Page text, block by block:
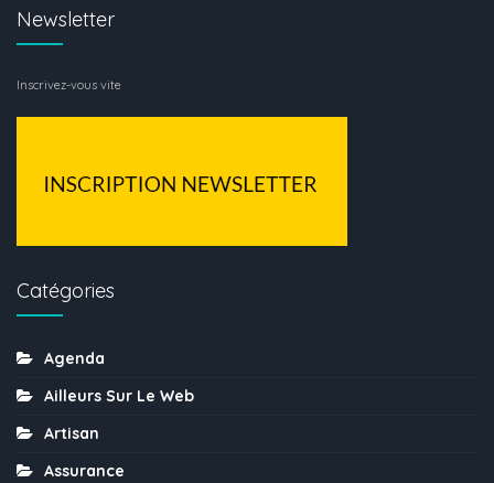
Newsletter
Inscrivez-vous vite
Catégories
Agenda
Ailleurs Sur Le Web
Artisan
Assurance